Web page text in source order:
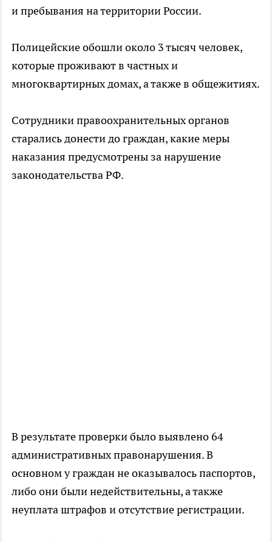
и пребывания на территории России.
Полицейские обошли около 3 тысяч человек,
которые проживают в частных и
многоквартирных домах, а также в общежитиях.
Сотрудники правоохранительных органов
старались донести до граждан, какие меры
наказания предусмотрены за нарушение
законодательства РФ.
В результате проверки было выявлено 64
административных правонарушения. В
основном у граждан не оказывалось паспортов,
либо они были недействительны, а также
неуплата штрафов и отсутствие регистрации.